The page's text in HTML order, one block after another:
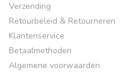
Verzending
Retourbeleid & Retourneren
Klantenservice
Betaalmethoden
Algemene voorwaarden